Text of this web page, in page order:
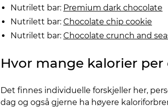
Nutrilett bar: Premium dark chocolate
Nutrilett bar: Chocolate chip cookie
Nutrilett bar: Chocolate crunch and
Hvor mange kalorier
Det finnes individuelle forskjeller her,
dag og også gjerne ha høyere